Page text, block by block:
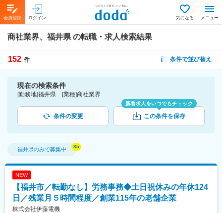
会員登録 ログイン 気になる メニュー
商社業界、福井県 の転職・求人検索結果
152 件 条件で並び替え
現在の検索条件
[勤務地]福井県 [業種]商社業界
条件の変更
新着求人をいつでもチェック
この条件を保存
福井県のみで募集中
NEW
【福井市／転勤なし】労務事務◆土日祝休みの年休124
日／残業月５時間程度／創業115年の老舗企業
株式会社伊藤電機